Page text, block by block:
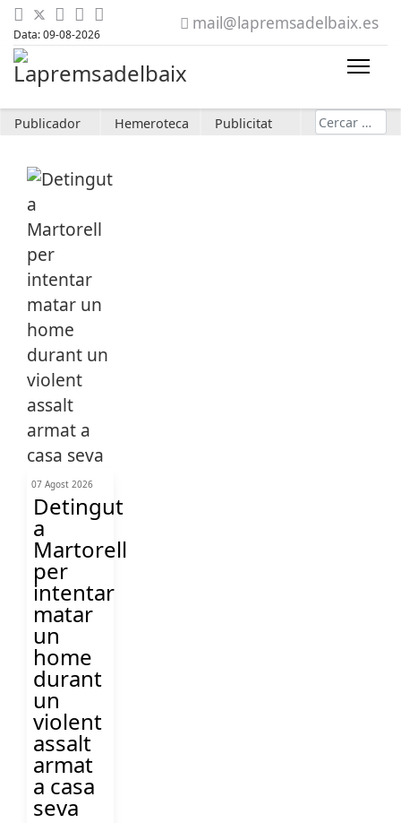
Data: 09-08-2026
mail@lapremsadelbaix.es
Publicador Hemeroteca Publicitat Cerca
07 Agost 2026
Detingut
a
Martorell
per
intentar
matar
un
home
durant
un
violent
assalt
armat
a casa
seva